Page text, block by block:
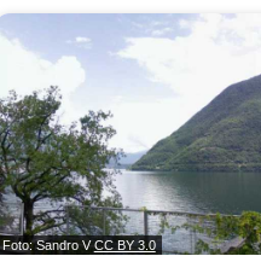
Foto: Sandro VCC BY 3.0